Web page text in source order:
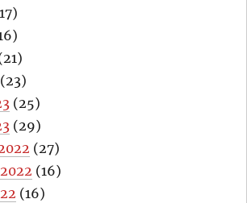
(23)
(25)
(29)
(27)
(16)
(16)